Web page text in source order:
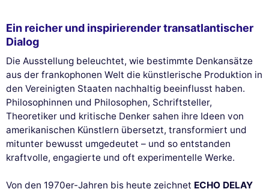
Ein reicher und inspirierender transatlantischer
Dialog
Die Ausstellung beleuchtet, wie bestimmte Denkansätze
aus der frankophonen Welt die künstlerische Produktion in
den Vereinigten Staaten nachhaltig beeinflusst haben.
Philosophinnen und Philosophen, Schriftsteller,
Theoretiker und kritische Denker sahen ihre Ideen von
amerikanischen Künstlern übersetzt, transformiert und
mitunter bewusst umgedeutet – und so entstanden
kraftvolle, engagierte und oft experimentelle Werke.
Von den 1970er-Jahren bis heute zeichnet ECHO DELAY